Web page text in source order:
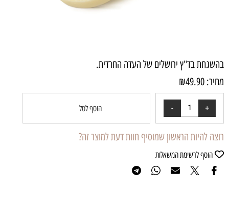
בהשגחת בד"ץ ירושלים של העדה החרדית.
מחיר:
₪49.90
הוסף לסל
רוצה להיות הראשון שמוסיף חוות דעת למוצר זה?
הוסף לרשימת המשאלות